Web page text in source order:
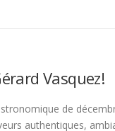
Vasquez!
de
authentiques,